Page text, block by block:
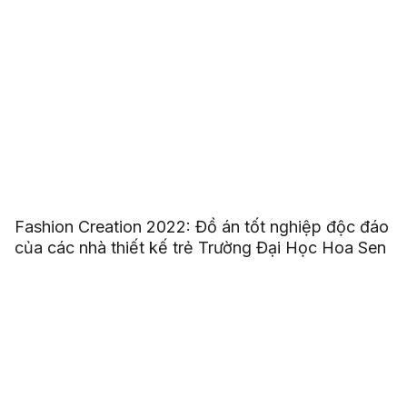
Fashion Creation 2022: Đồ án tốt nghiệp độc đáo
của các nhà thiết kế trẻ Trường Đại Học Hoa Sen